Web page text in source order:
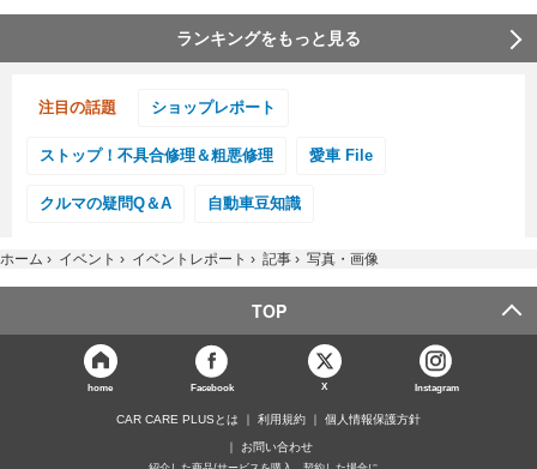
ランキングをもっと見る
注目の話題 ショップレポート
ストップ！不具合修理＆粗悪修理 愛車 File
クルマの疑問Q＆A 自動車豆知識
ホーム › イベント › イベントレポート › 記事 › 写真・画像
TOP
home Facebook X Instagram
CAR CARE PLUSとは 利用規約 個人情報保護方針
お問い合わせ